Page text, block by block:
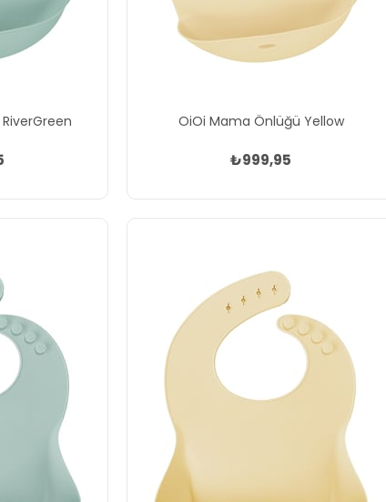
OiOi Mama Önlüğü Yellow
₺999,95